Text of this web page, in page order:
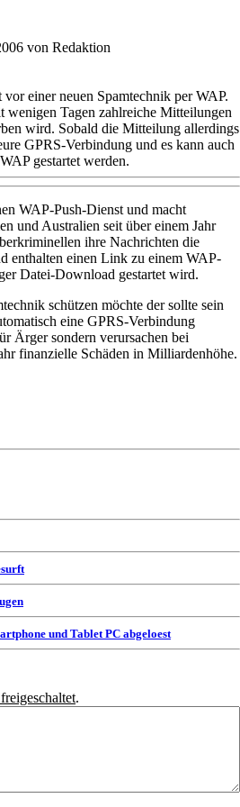
von Redaktion
einer neuen Spamtechnik per WAP.
Tagen zahlreiche Mitteilungen
wird. Sobald die Mitteilung allerdings
GPRS-Verbindung und es kann auch
gestartet werden.
WAP-Push-Dienst und macht
und Australien seit über einem Jahr
ihre Nachrichten die
enthalten einen Link zu einem WAP-
Datei-Download gestartet wird.
schützen möchte der sollte sein
eine GPRS-Verbindung
Ärger sondern verursachen bei
finanzielle Schäden in Milliardenhöhe.
und Tablet PC abgeloest
.